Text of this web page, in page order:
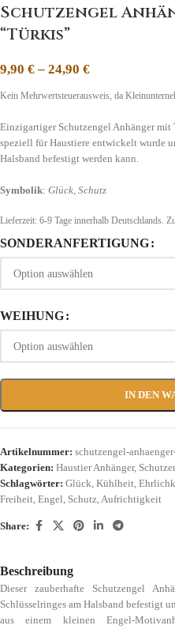
Schutzengel
“Türkis”
9,90 €– 24,90 €
Kein Mehrwertsteuerausweis, da
Einzigartiger Schutzengel Anhänger
speziell für Haustiere entwickelt wurde
Halsband befestigt werden kann.
Symbolik: Glück, Schutz
Lieferzeit: 6-9 Tage innerhalb Deutschlands.
SONDERANFERTIGUNG
WEIHUNG
IN DEN
Artikelnummer: schutzengel-
Kategorien: Haustier Anhänger,
Schlagwörter: Glück, Kühlheit,
Freiheit, Engel, Schutz,Aufrichtigkeit
Share:
Beschreibung
Dieser zauberhafte Schutzengel
Schlüsselringes am Halsband befestigt
aus einem kleinen Engel-